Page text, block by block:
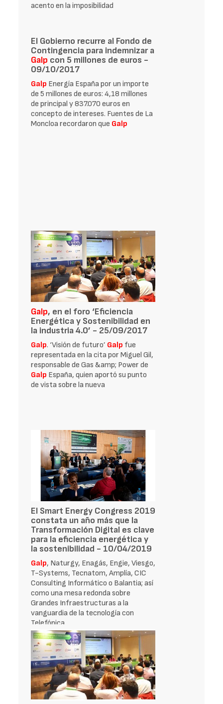
acento en la imposibilidad
El Gobierno recurre al Fondo de
Contingencia para indemnizar a
Galp con 5 millones de euros -
09/10/2017
Galp Energía España por un importe
de 5 millones de euros: 4,18 millones
de principal y 837.070 euros en
concepto de intereses. Fuentes de La
Moncloa recordaron que Galp
Galp, en el foro ‘Eficiencia
Energética y Sostenibilidad en
la industria 4.0’ - 25/09/2017
Galp. ‘Visión de futuro’ Galp fue
representada en la cita por Miguel Gil,
responsable de Gas &amp; Power de
Galp España, quien aportó su punto
de vista sobre la nueva
El Smart Energy Congress 2019
constata un año más que la
Transformación Digital es clave
para la eficiencia energética y
la sostenibilidad - 10/04/2019
Galp, Naturgy, Enagás, Engie, Viesgo,
T-Systems, Tecnatom, Amplía, CIC
Consulting Informático o Balantia; así
como una mesa redonda sobre
Grandes Infraestructuras a la
vanguardia de la tecnología con
Telefónica